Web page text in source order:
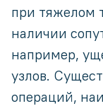
при тяжелом
наличии
например,
узлов.
операций,